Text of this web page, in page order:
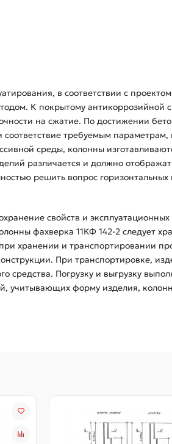
в соответствии с
К покрытому антикоррозийной
на сжатие. По достижении
требуемым параметрам,
среды, колонны
различается и должно
решить вопрос горизонтальных
свойств и
фахверка 11КФ 142-2 следует
хранении и транспортировании
При транспортировке,
средства. Погрузку и выгрузку
учитывающих форму изделия,